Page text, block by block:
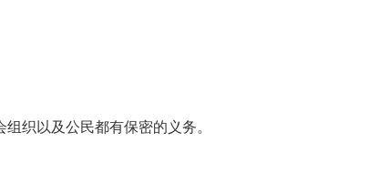
织以及公民都有保密的义务。